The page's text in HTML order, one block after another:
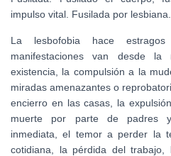
impulso vital. Fusilada por lesbiana.
La lesbofobia hace
manifestaciones van desde la
existencia, la compulsión a la
miradas amenazantes o
encierro en las casas, la
muerte por parte de padres
inmediata, el temor a perder la
cotidiana, la pérdida del